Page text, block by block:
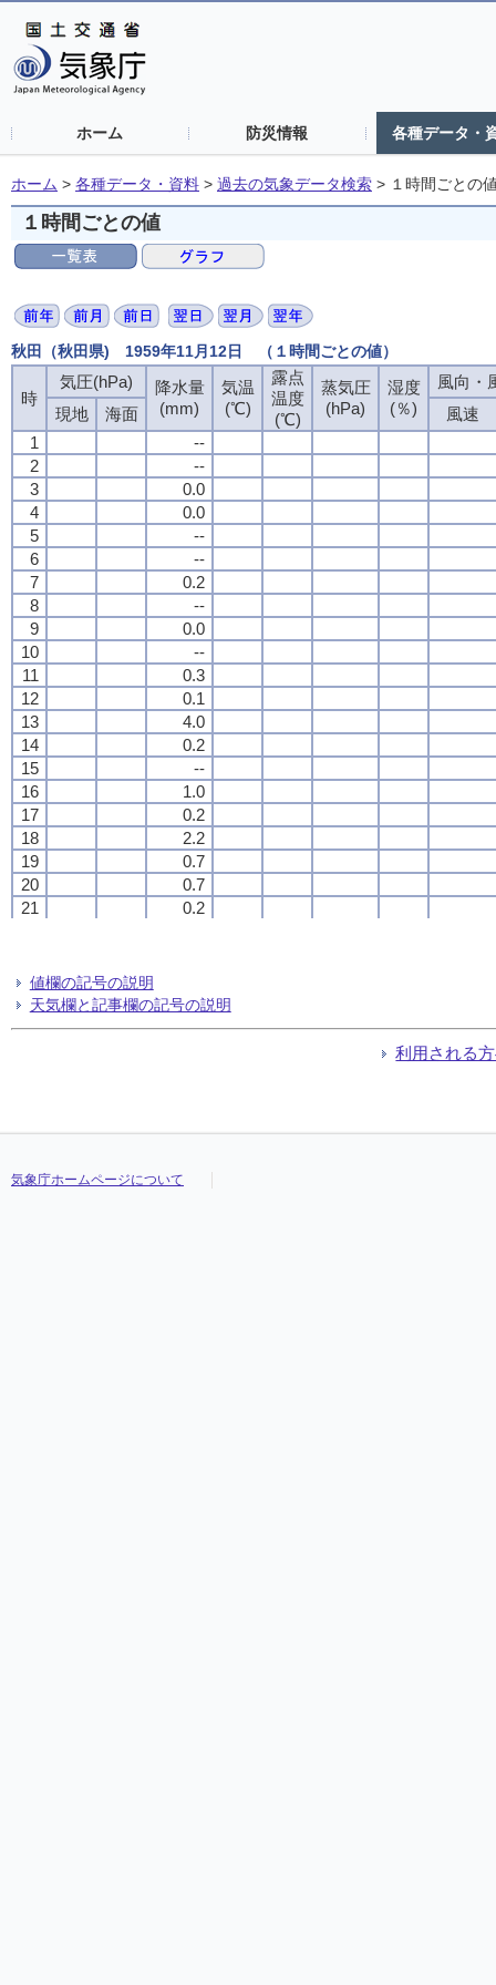
ホーム 防災情報 各種データ・
ホーム > 各種データ・資料 > 過去の気象データ検索 > １時間ごとの
１時間ごとの値
秋田（秋田県) 1959年11月12日 （１時間ごとの値）
時
気圧(hPa)
降水量
(mm)
気温
(℃)
露点
温度
(℃)
蒸気圧
(hPa)
湿度
(％)
風向・
現地
海面
風速
1
--
2
--
3
0.0
4
0.0
5
--
6
--
7
0.2
8
--
9
0.0
10
--
11
0.3
12
0.1
13
4.0
14
0.2
15
--
16
1.0
17
0.2
18
2.2
19
0.7
20
0.7
21
0.2
24
時
気圧(hPa)
降水量
(mm)
気温
(℃)
露点
温度
(℃)
蒸気圧
(hPa)
湿度
(％)
風向・
現地
海面
風速
1
--
2
--
3
0.0
4
0.0
5
--
6
--
7
0.2
8
--
9
0.0
10
--
11
0.3
12
0.1
13
4.0
14
0.2
15
--
16
1.0
17
0.2
18
2.2
19
0.7
20
0.7
21
0.2
24
時
気圧(hPa)
降水量
(mm)
気温
(℃)
露点
温度
(℃)
蒸気圧
(hPa)
湿度
(％)
風向・
現地
海面
風速
1
--
2
--
3
0.0
4
0.0
5
--
6
--
7
0.2
8
--
9
0.0
10
--
11
0.3
12
0.1
13
4.0
14
0.2
15
--
16
1.0
17
0.2
18
2.2
19
0.7
20
0.7
21
0.2
24
時
気圧(hPa)
降水量
(mm)
気温
(℃)
露点
温度
(℃)
蒸気圧
(hPa)
湿度
(％)
風向・
現地
海面
風速
1
--
2
--
3
0.0
4
0.0
5
--
6
--
7
0.2
8
--
9
0.0
10
--
11
0.3
12
0.1
13
4.0
14
0.2
15
--
16
1.0
17
0.2
18
2.2
19
0.7
20
0.7
21
0.2
24
値欄の記号の説明
天気欄と記事欄の記号の説明
利用される
気象庁ホームページについて